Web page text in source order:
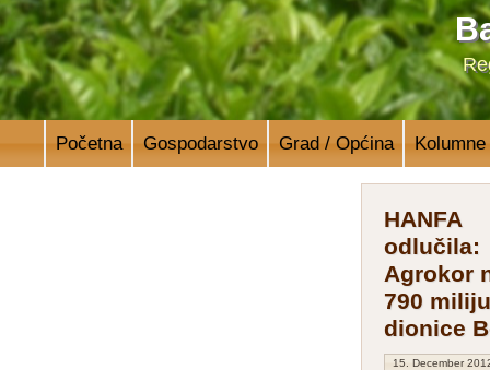
Početna Gospodarstvo Grad / Općina Kolumne
HANFA
odlučila:
Agrokor
790
dionice
15. December